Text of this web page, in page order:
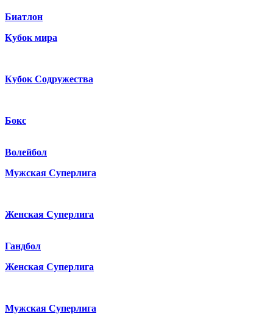
Биатлон
Кубок мира
Кубок Содружества
Бокс
Волейбол
Мужская Суперлига
Женская Суперлига
Гандбол
Женская Суперлига
Мужская Суперлига